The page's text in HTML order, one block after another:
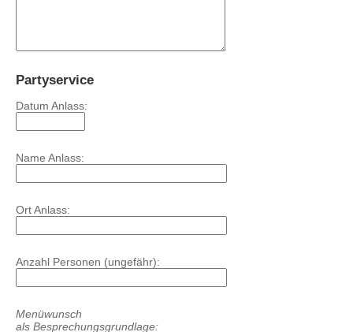
Partyservice
Datum Anlass:
Name Anlass:
Ort Anlass:
Anzahl Personen (ungefähr):
Menüwunsch
als Besprechungsgrundlage: